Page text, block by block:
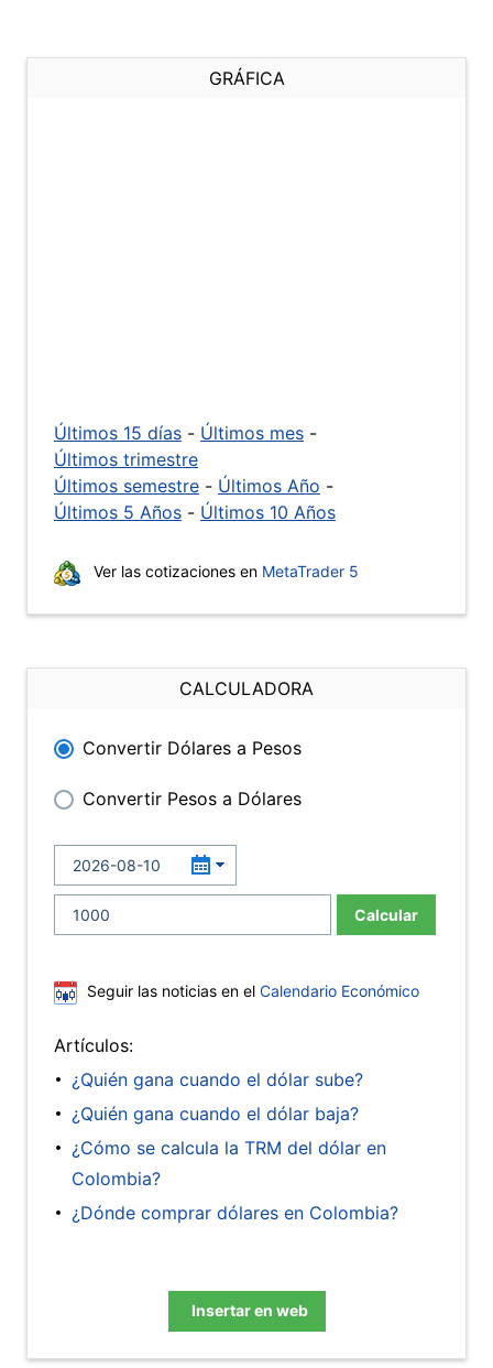
GRÁFICA
Últimos 15 días - Últimos mes -
Últimos trimestre
Últimos semestre - Últimos Año -
Últimos 5 Años - Últimos 10 Años
Ver las cotizaciones en MetaTrader 5
CALCULADORA
Convertir Dólares a Pesos
Convertir Pesos a Dólares
Calcular
Seguir las noticias en el Calendario Económico
Artículos:
¿Quién gana cuando el dólar sube?
¿Quién gana cuando el dólar baja?
¿Cómo se calcula la TRM del dólar en
Colombia?
¿Dónde comprar dólares en Colombia?
Insertar en web